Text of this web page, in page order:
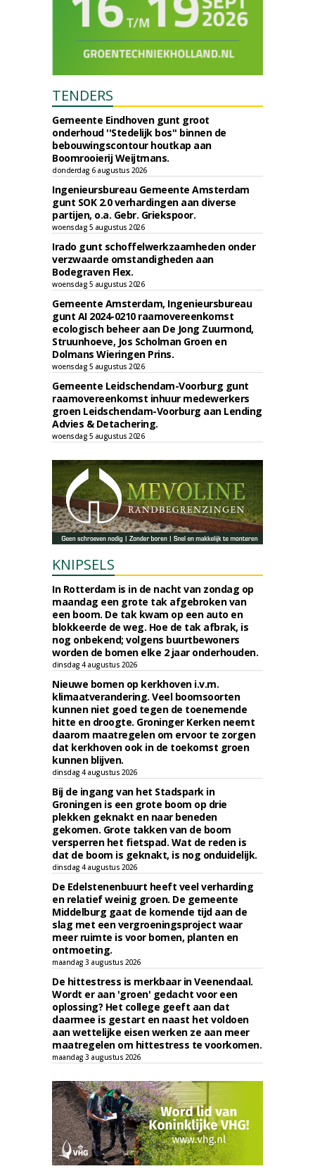
TENDERS
Gemeente Eindhoven gunt groot
onderhoud ''Stedelijk bos'' binnen de
bebouwingscontour houtkap aan
Boomrooierij Weijtmans.
donderdag 6 augustus 2026
Ingenieursbureau Gemeente Amsterdam
gunt SOK 2.0 verhardingen aan diverse
partijen, o.a. Gebr. Griekspoor.
woensdag 5 augustus 2026
Irado gunt schoffelwerkzaamheden onder
verzwaarde omstandigheden aan
Bodegraven Flex.
woensdag 5 augustus 2026
Gemeente Amsterdam, Ingenieursbureau
gunt AI 2024-0210 raamovereenkomst
ecologisch beheer aan De Jong Zuurmond,
Struunhoeve, Jos Scholman Groen en
Dolmans Wieringen Prins.
woensdag 5 augustus 2026
Gemeente Leidschendam-Voorburg gunt
raamovereenkomst inhuur medewerkers
groen Leidschendam-Voorburg aan Lending
Advies & Detachering.
woensdag 5 augustus 2026
KNIPSELS
In Rotterdam is in de nacht van zondag op
maandag een grote tak afgebroken van
een boom. De tak kwam op een auto en
blokkeerde de weg. Hoe de tak afbrak, is
nog onbekend; volgens buurtbewoners
worden de bomen elke 2 jaar onderhouden.
dinsdag 4 augustus 2026
Nieuwe bomen op kerkhoven i.v.m.
klimaatverandering. Veel boomsoorten
kunnen niet goed tegen de toenemende
hitte en droogte. Groninger Kerken neemt
daarom maatregelen om ervoor te zorgen
dat kerkhoven ook in de toekomst groen
kunnen blijven.
dinsdag 4 augustus 2026
Bij de ingang van het Stadspark in
Groningen is een grote boom op drie
plekken geknakt en naar beneden
gekomen. Grote takken van de boom
versperren het fietspad. Wat de reden is
dat de boom is geknakt, is nog onduidelijk.
dinsdag 4 augustus 2026
De Edelstenenbuurt heeft veel verharding
en relatief weinig groen. De gemeente
Middelburg gaat de komende tijd aan de
slag met een vergroeningsproject waar
meer ruimte is voor bomen, planten en
ontmoeting.
maandag 3 augustus 2026
De hittestress is merkbaar in Veenendaal.
Wordt er aan 'groen' gedacht voor een
oplossing? Het college geeft aan dat
daarmee is gestart en naast het voldoen
aan wettelijke eisen werken ze aan meer
maatregelen om hittestress te voorkomen.
maandag 3 augustus 2026